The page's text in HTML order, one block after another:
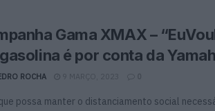
Gama XMAX –
é por conta da
ROCHA 9 MARÇO, 2023 0
possa manter o distanciamento social